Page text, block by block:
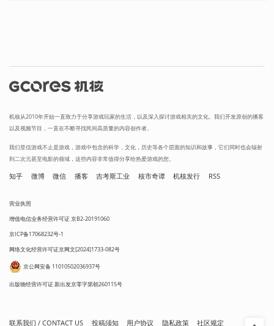
机核从2010年开始一直致力于分享游戏玩家的生活，以及深入探讨游戏相关的文化。我们开发原创的播客
以及视频节目，一直在不断寻找民间高质量的内容创作者。
我们坚信游戏不止是游戏，游戏中包含的科学，文化，历史等各个层面的知识和故事，它们同时也会辐射
到二次元甚至电影的领域，这些内容非常值得分享给热爱游戏的您。
知乎 微博 微信 播客 吉考斯工业 核市奇谭 机核发行 RSS
营业执照
增值电信业务经营许可证 京B2-20191060
京ICP备17068232号-1
网络文化经营许可证京网文[2024]1733-082号
京公网安备 11010502036937号
出版物经营许可证 新出发京零字第朝260115号
联系我们 / CONTACT US 投稿须知 用户协议 隐私政策 社区规定